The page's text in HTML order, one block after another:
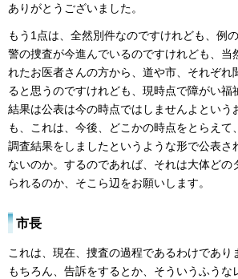
ありがとうございました。
もう1点は、全然別件なのですけれども、例
警の捜査が今進んでいるのですけれども、当
れたお医者さんの方から、道や市、それぞれ
ると思うのですけれども、現時点で障がい福
結果は公表は今の時点ではしませんよという
も、これは、今後、どこかの時点をとらえて
調査結果をしましたというような形で公表さ
ないのか。するのであれば、それは大体どの
られるのか、そこら辺をお願いします。
市長
これは、現在、捜査の過程であるわけであり
もちろん、告訴をするとか、そういうふうな